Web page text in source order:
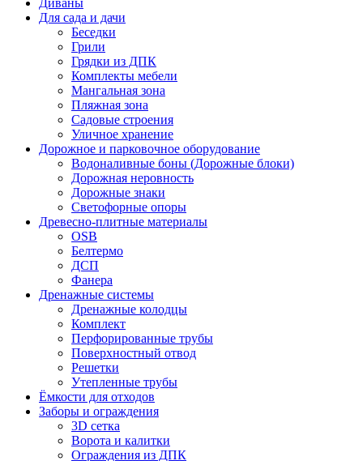
Диваны
Для сада и дачи
Беседки
Грили
Грядки из ДПК
Комплекты мебели
Мангальная зона
Пляжная зона
Садовые строения
Уличное хранение
Дорожное и парковочное оборудование
Водоналивные боны (Дорожные блоки)
Дорожная неровность
Дорожные знаки
Светофорные опоры
Древесно-плитные материалы
OSB
Белтермо
ДСП
Фанера
Дренажные системы
Дренажные колодцы
Комплект
Перфорированные трубы
Поверхностный отвод
Решетки
Утепленные трубы
Ёмкости для отходов
Заборы и ограждения
3D сетка
Ворота и калитки
Ограждения из ДПК